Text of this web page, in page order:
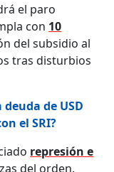
el paro
con 10
del subsidio al
tras disturbios
de USD
el SRI?
represión e
del orden.